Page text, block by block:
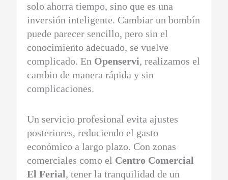
solo ahorra tiempo, sino que es una
inversión inteligente. Cambiar un bombín
puede parecer sencillo, pero sin el
conocimiento adecuado, se vuelve
complicado. En Openservi, realizamos el
cambio de manera rápida y sin
complicaciones.
Un servicio profesional evita ajustes
posteriores, reduciendo el gasto
económico a largo plazo. Con zonas
comerciales como el Centro Comercial
El Ferial, tener la tranquilidad de un